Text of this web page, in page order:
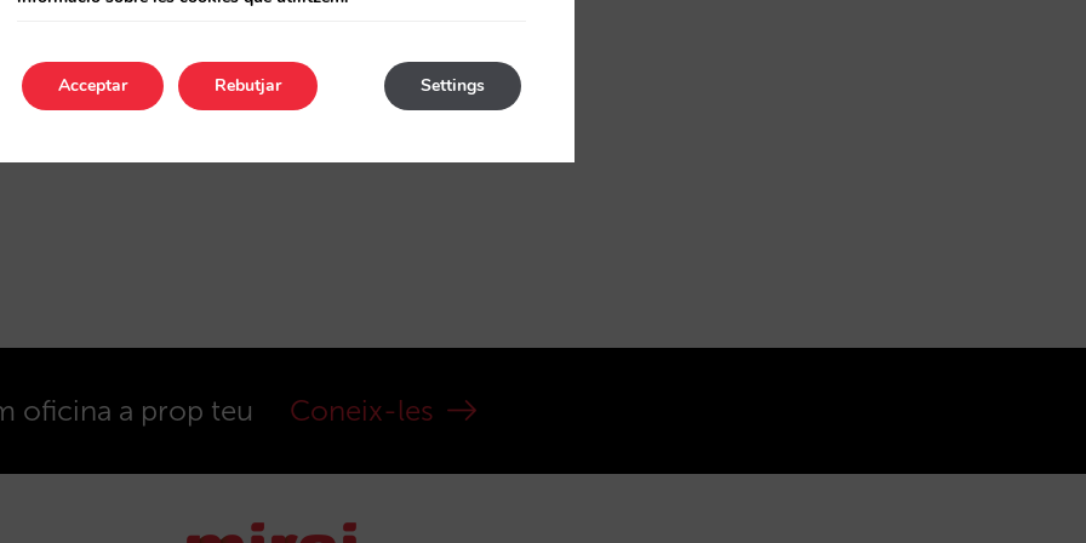
oficina a prop teu Coneix-les
Acceptar Settings
Rebutjar